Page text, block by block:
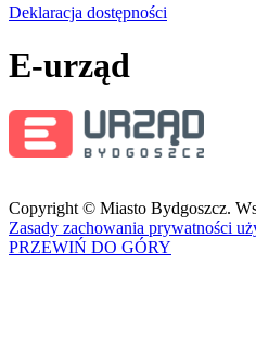
Deklaracja dostępności
E-urząd
Copyright © Miasto Bydgoszcz.
Zasady zachowania prywatności
PRZEWIŃ DO GÓRY